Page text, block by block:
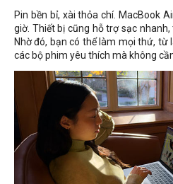
Pin bền bỉ, xài thỏa chí. MacBook
giờ. Thiết bị cũng hỗ trợ sạc
Nhờ đó, bạn có thể làm mọi thứ, từ
các bộ phim yêu thích mà không